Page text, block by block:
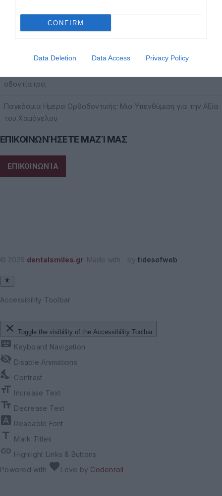
CONFIRM
Data Deletion Data Access Privacy Policy
εργασίες με μέθη ή γενικήαναισθησία σε νοσοκομείο;
Πρώτη επίσκεψη στον οδοντίατρο: πώς να προετοιμάσουν οι
οδοντίατρο;
Παγκόσμια Ημέρα Ορθοδοντικής: Μια Υπενθύμιση για την Αξία
του Χαμόγελου
ΕΠΙΚΟΙΝΩΝΉΣΕΤΕ ΜΑΖΊ ΜΑΣ
ΕΠΙΚΟΙΝΩΝΊΑ
© 2026 dentalsmiles.gr . Made with by tidesofweb
Accessibility Toolbar
close Toggle the visibility of the Accessibility Toolbar
keyboard Keyboard Navigation
visibility_off Disable Animations
nights_stay Contrast
format_size Increase Text
text_fields Decrease Text
font_download Readable Font
title Mark Titles
link Highlight Links & Buttons
Powered with favoriteLove by Codenroll